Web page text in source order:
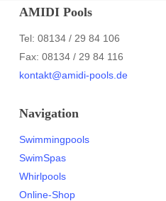
AMIDI Pools
Tel: 08134 / 29 84 106
Fax: 08134 / 29 84 116
kontakt@amidi-pools.de
Navigation
Swimmingpools
SwimSpas
Whirlpools
Online-Shop